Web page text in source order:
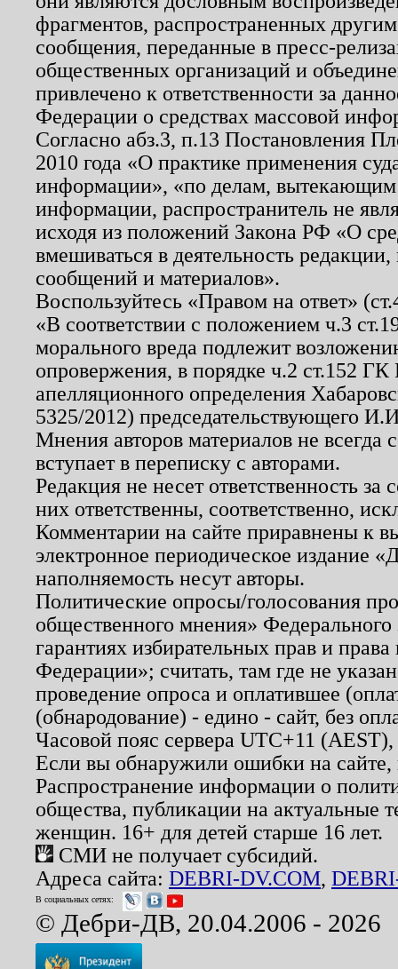
фрагментов, распространенных
сообщения, переданные в пресс-
общественных организаций и
привлечено к ответственности за
Федерации о средствах массовой
Согласно абз.3, п.13 Постановления
2010 года «О практике применения
информации», «по делам, вытекающим
информации, распространитель не
исходя из положений Закона РФ «О
вмешиваться в деятельность
сообщений и материалов».
Воспользуйтесь «Правом на ответ»
«В соответствии с положением ч.3
морального вреда подлежит
опровержения, в порядке ч.2 ст.152
апелляционного определения
5325/2012) председательствующего
Мнения авторов материалов не
вступает в переписку с авторами.
Редакция не несет ответственность
них ответственны, соответственно,
Комментарии на сайте приравнены к
электронное периодическое издание
наполняемость несут авторы.
Политические опросы/голосования
общественного мнения»
гарантиях избирательных прав и
Федерации»; считать, там где не
проведение опроса и оплатившее
(обнародование) - едино - сайт, без
Часовой пояс сервера UTC+11
Если вы обнаружили ошибки на
Распространение информации о
общества, публикации на актуальные
женщин. 16+ для детей старше 16 лет.
СМИ не получает субсидий.
Адреса сайта: DEBRI-DV.COM,
В социальных сетях:
© Дебри-ДВ, 20.04.2006 - 2026